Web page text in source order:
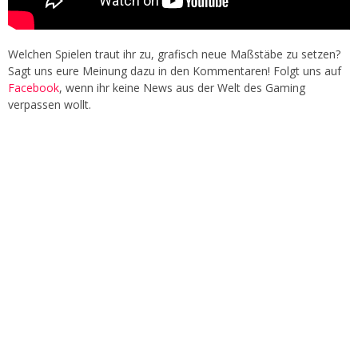
Welchen Spielen traut ihr zu, grafisch neue Maßstäbe zu setzen?
Sagt uns eure Meinung dazu in den Kommentaren! Folgt uns auf
Facebook, wenn ihr keine News aus der Welt des Gaming
verpassen wollt.